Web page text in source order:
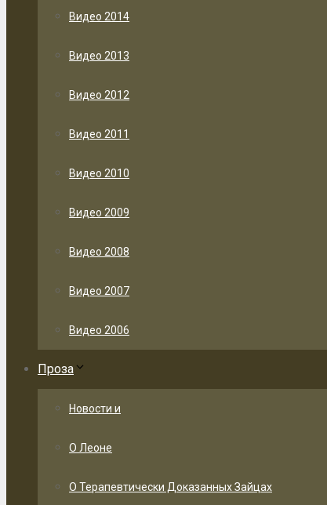
Видео 2014
Видео 2013
Видео 2012
Видео 2011
Видео 2010
Видео 2009
Видео 2008
Видео 2007
Видео 2006
Проза
Новости и
О Леоне
О Терапевтически Доказанных Зайцах